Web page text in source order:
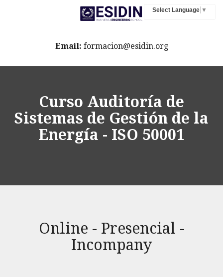
Select Language ▼
Email: formacion@esidin.org
Curso Auditoría de
Sistemas de Gestión de la
Energía - ISO 50001
Online - Presencial -
Incompany